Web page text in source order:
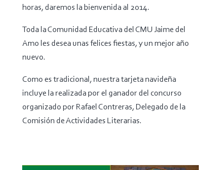
horas, daremos la bienvenida al 2014.
Toda la Comunidad Educativa del CMU Jaime del
Amo les desea unas felices fiestas, y un mejor año
nuevo.
Como es tradicional, nuestra tarjeta navideña
incluye la realizada por el ganador del concurso
organizado por Rafael Contreras, Delegado de la
Comisión de Actividades Literarias.